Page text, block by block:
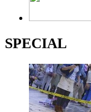
SPECIAL